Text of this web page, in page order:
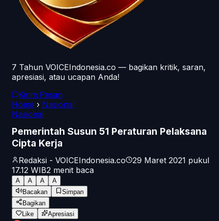
7 Tahun VOICEIndonesia.co — bagikan kritik, saran,
apresiasi, atau ucapan Anda!
Kirim Pesan
Home › Nasional
Nasional
Pemerintah Susun 51 Peraturan Pelaksana
Cipta Kerja
Redaksi - VOICEIndonesia.co
29 Maret 2021 pukul
17.12 WIB2 menit baca
A A A
A
Bacakan
Simpan
Bagikan
Like
Apresiasi